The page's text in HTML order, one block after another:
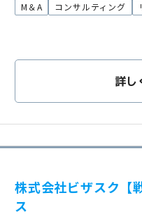
M＆A コンサルティング
詳し
株式会社ビザスク【
ス